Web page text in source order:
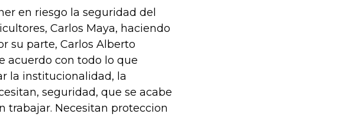
en riesgo la seguridad del
Carlos Maya, haciendo
su parte, Carlos Alberto
acuerdo con todo lo que
la institucionalidad, la
seguridad, que se acabe
trabajar. Necesitan proteccion